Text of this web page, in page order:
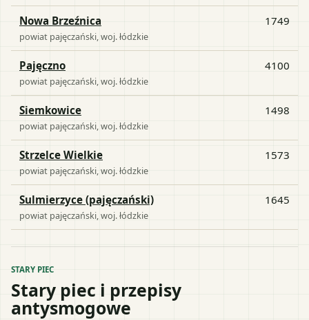
Nowa Brzeźnica
powiat pajęczański , woj.łódzkie
1749
Pajęczno
powiat pajęczański , woj.łódzkie
4100
Siemkowice
powiat pajęczański , woj.łódzkie
1498
Strzelce Wielkie
powiat pajęczański , woj.łódzkie
1573
Sulmierzyce (pajęczański)
powiat pajęczański , woj.łódzkie
1645
STARY PIEC
Stary piec i przepisy
antysmogowe